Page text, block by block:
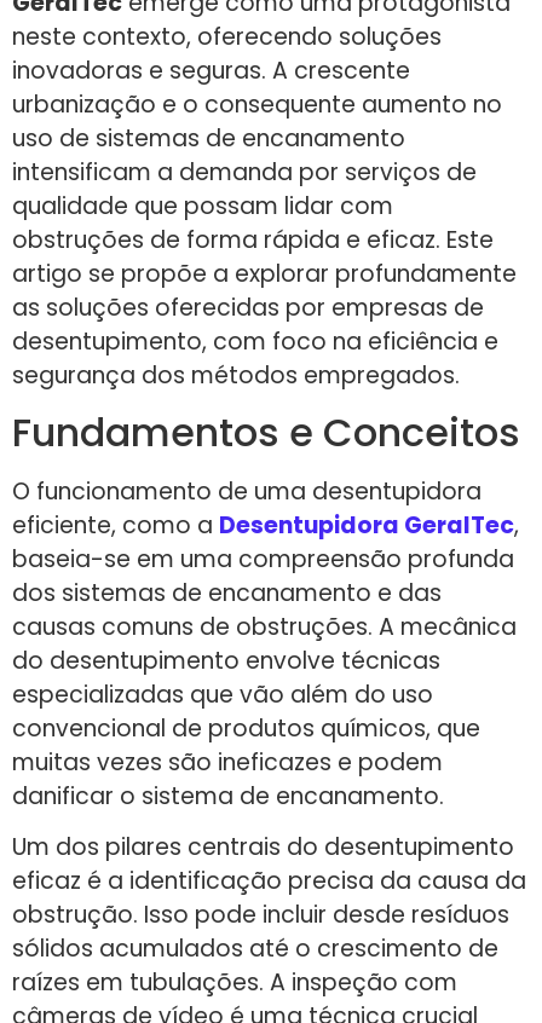
neste contexto, oferecendo soluções
inovadoras e seguras. A crescente
urbanização e o consequente aumento no
uso de sistemas de encanamento
intensificam a demanda por serviços de
qualidade que possam lidar com
obstruções de forma rápida e eficaz. Este
artigo se propõe a explorar profundamente
as soluções oferecidas por empresas de
desentupimento, com foco na eficiência e
segurança dos métodos empregados.
Fundamentos e Conceitos
O funcionamento de uma desentupidora
eficiente, como a Desentupidora GeralTec,
baseia-se em uma compreensão profunda
dos sistemas de encanamento e das
causas comuns de obstruções. A mecânica
do desentupimento envolve técnicas
especializadas que vão além do uso
convencional de produtos químicos, que
muitas vezes são ineficazes e podem
danificar o sistema de encanamento.
Um dos pilares centrais do desentupimento
eficaz é a identificação precisa da causa da
obstrução. Isso pode incluir desde resíduos
sólidos acumulados até o crescimento de
raízes em tubulações. A inspeção com